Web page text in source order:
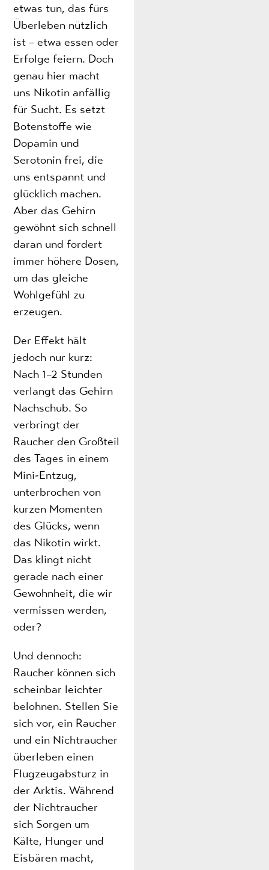
etwas tun, das fürs
Überleben nützlich
ist – etwa essen oder
Erfolge feiern. Doch
genau hier macht
uns Nikotin anfällig
für Sucht. Es setzt
Botenstoffe wie
Dopamin und
Serotonin frei, die
uns entspannt und
glücklich machen.
Aber das Gehirn
gewöhnt sich schnell
daran und fordert
immer höhere Dosen,
um das gleiche
Wohlgefühl zu
erzeugen.
Der Effekt hält
jedoch nur kurz:
Nach 1–2 Stunden
verlangt das Gehirn
Nachschub. So
verbringt der
Raucher den Großteil
des Tages in einem
Mini-Entzug,
unterbrochen von
kurzen Momenten
des Glücks, wenn
das Nikotin wirkt.
Das klingt nicht
gerade nach einer
Gewohnheit, die wir
vermissen werden,
oder?
Und dennoch:
Raucher können sich
scheinbar leichter
belohnen. Stellen Sie
sich vor, ein Raucher
und ein Nichtraucher
überleben einen
Flugzeugabsturz in
der Arktis. Während
der Nichtraucher
sich Sorgen um
Kälte, Hunger und
Eisbären macht,